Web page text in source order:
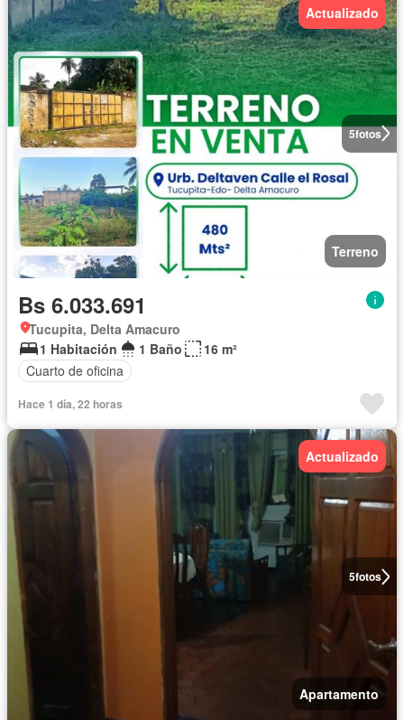
5fotos
Actualizado
Terreno
Bs 6.033.691
Tucupita, Delta Amacuro
1 Habitación
1 Baño
16 m²
Cuarto de oficina
Hace 1 día, 22 horas
5fotos
Actualizado
Apartamento